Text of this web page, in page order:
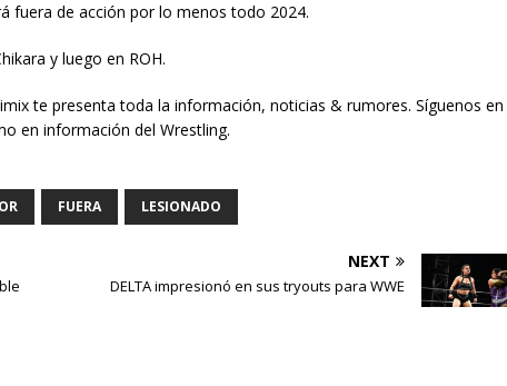
fuera de acción por lo menos todo 2024.
y luego en ROH.
te presenta toda la información, noticias & rumores. Síguenos en
en información del Wrestling.
FUERA LESIONADO
NEXT
DELTA impresionó en sus tryouts para WWE